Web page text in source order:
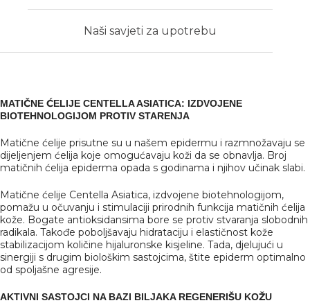
Naši savjeti za upotrebu
MATIČNE ĆELIJE CENTELLA ASIATICA: IZDVOJENE
BIOTEHNOLOGIJOM PROTIV STARENJA
Matične ćelije prisutne su u našem epidermu i razmnožavaju se
dijeljenjem ćelija koje omogućavaju koži da se obnavlja. Broj
matičnih ćelija epiderma opada s godinama i njihov učinak slabi.
Matične ćelije Centella Asiatica, izdvojene biotehnologijom,
pomažu u očuvanju i stimulaciji prirodnih funkcija matičnih ćelija
kože. Bogate antioksidansima bore se protiv stvaranja slobodnih
radikala. Takođe poboljšavaju hidrataciju i elastičnost kože
stabilizacijom količine hijaluronske kisjeline. Tada, djelujući u
sinergiji s drugim biološkim sastojcima, štite epiderm optimalno
od spoljašne agresije.
AKTIVNI SASTOJCI NA BAZI BILJAKA REGENERIŠU KOŽU